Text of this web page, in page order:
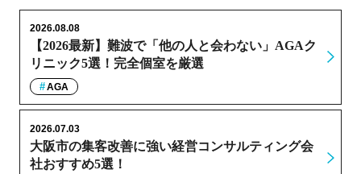
【2026最新】難波で「他の人と会わない」AGAク
リニック5選！完全個室を厳選
2026.08.08
AGA
大阪市の集客改善に強い経営コンサルティング会
社おすすめ5選！
2026.07.03